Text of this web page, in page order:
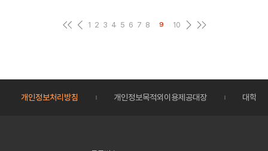
1 2 3 4 5 6 7 8 9 10
개인정보처리방침 개인정보목적외이용제공대장 대학정